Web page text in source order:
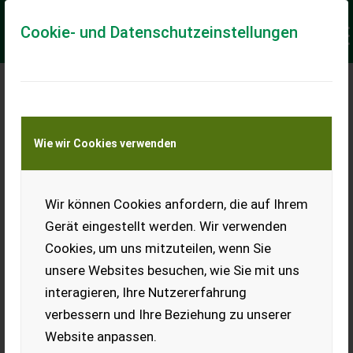
Cookie- und Datenschutzeinstellungen
Wie wir Cookies verwenden
Wir können Cookies anfordern, die auf Ihrem
Gerät eingestellt werden. Wir verwenden
Cookies, um uns mitzuteilen, wenn Sie
unsere Websites besuchen, wie Sie mit uns
interagieren, Ihre Nutzererfahrung
verbessern und Ihre Beziehung zu unserer
Website anpassen.
Meine Transportkostenanfrage
Transport von Land- und Baumaschinen –
KEINE Tiertransporte
Ladeort
Ort